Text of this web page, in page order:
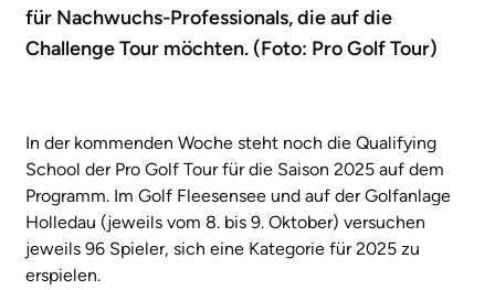
für Nachwuchs-Professionals, die auf die
Challenge Tour möchten. (Foto: Pro Golf Tour)
In der kommenden Woche steht noch die Qualifying
School der Pro Golf Tour für die Saison 2025 auf dem
Programm. Im Golf Fleesensee und auf der Golfanlage
Holledau (jeweils vom 8. bis 9. Oktober) versuchen
jeweils 96 Spieler, sich eine Kategorie für 2025 zu
erspielen.